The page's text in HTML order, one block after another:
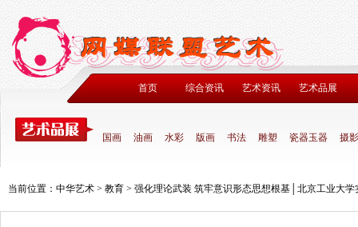
首页 综合资讯 艺术资讯 艺术品展
国画 油画 水彩 版画 书法 雕塑 瓷器玉器 摄影
当前位置： 中华艺术 > 教育 > 强化理论武装 筑牢意识形态思想根基│北京工业大